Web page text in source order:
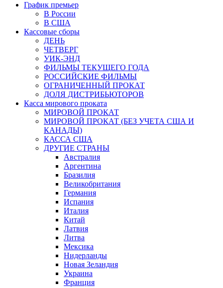
График премьер
В России
В США
Кассовые сборы
ДЕНЬ
ЧЕТВЕРГ
УИК-ЭНД
ФИЛЬМЫ ТЕКУЩЕГО ГОДА
РОССИЙСКИЕ ФИЛЬМЫ
ОГРАНИЧЕННЫЙ ПРОКАТ
ДОЛЯ ДИСТРИБЬЮТОРОВ
Касса мирового проката
МИРОВОЙ ПРОКАТ
МИРОВОЙ ПРОКАТ (БЕЗ УЧЕТА США И
КАНАДЫ)
КАССА США
ДРУГИЕ СТРАНЫ
Австралия
Аргентина
Бразилия
Великобритания
Германия
Испания
Италия
Китай
Латвия
Литва
Мексика
Нидерланды
Новая Зеландия
Украина
Франция